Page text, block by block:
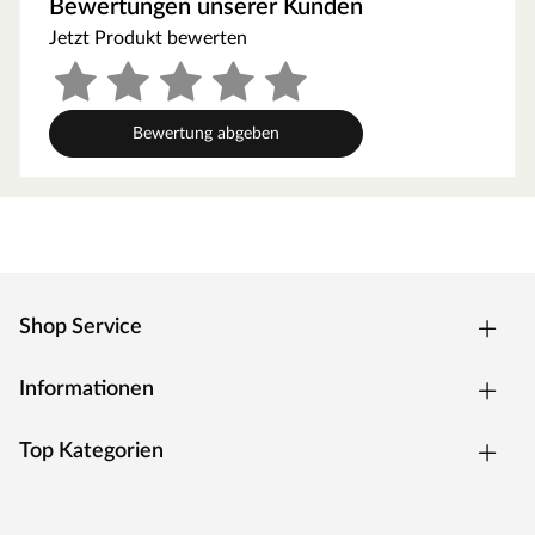
Bewertungen unserer Kunden
Jetzt Produkt bewerten
Bewertung abgeben
Shop Service
Informationen
Top Kategorien